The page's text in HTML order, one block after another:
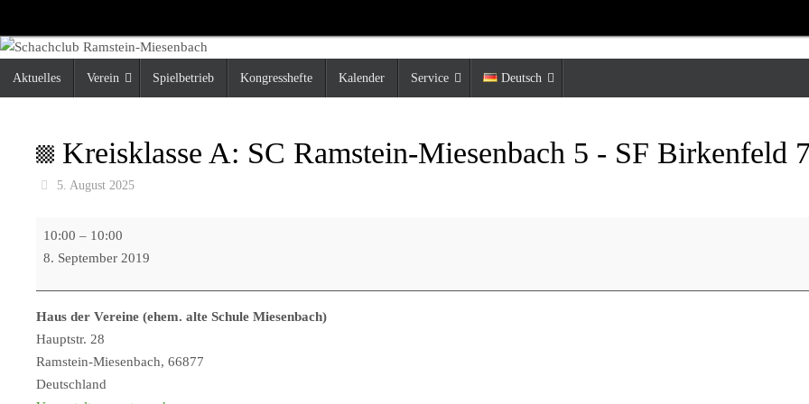
Inhalt
springen
Inhalt
Aktuelles Verein Spielbetrieb Kongresshefte Kalender Service Deutsch
Kreisklasse A: SC Ramstein-Miesenbach 5 - SF Birkenfeld 7
5. August 2025
Ramstein-
Miesenbach
5
-
SF
10:00 – 10:00
8. September 2019
Haus der Vereine (ehem. alte Schule Miesenbach)
Hauptstr. 28
Ramstein-Miesenbach, 66877
Deutschland